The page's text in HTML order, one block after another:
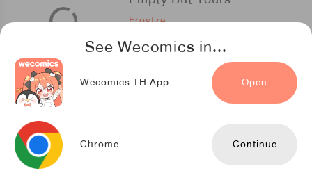
See Wecomics in...
Wecomics TH App Open
Chrome Continue
Frostze
The Foul โกงเกมรัก